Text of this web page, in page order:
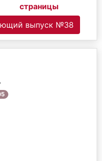
страницы
выпуск №38